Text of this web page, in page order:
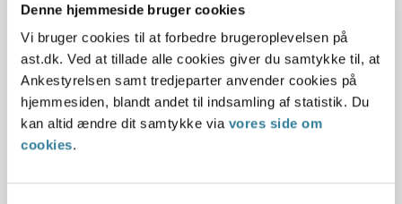
Denne hjemmeside bruger cookies
Vi bruger cookies til at forbedre brugeroplevelsen på
ast.dk. Ved at tillade alle cookies giver du samtykke til, at
Ankestyrelsen samt tredjeparter anvender cookies på
hjemmesiden, blandt andet til indsamling af statistik. Du
kan altid ændre dit samtykke via vores side om
cookies.
Dit barn er allerede i udlandet uden dit samtykke
Dit barn er i Danmark uden risiko for, at barnet er
på vej ud af Danmark